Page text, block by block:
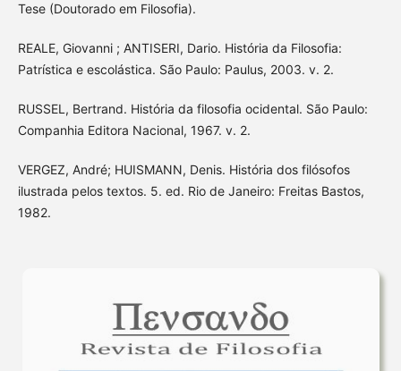
Tese (Doutorado em Filosofia).
REALE, Giovanni ; ANTISERI, Dario. História da Filosofia:
Patrística e escolástica. São Paulo: Paulus, 2003. v. 2.
RUSSEL, Bertrand. História da filosofia ocidental. São Paulo:
Companhia Editora Nacional, 1967. v. 2.
VERGEZ, André; HUISMANN, Denis. História dos filósofos
ilustrada pelos textos. 5. ed. Rio de Janeiro: Freitas Bastos,
1982.